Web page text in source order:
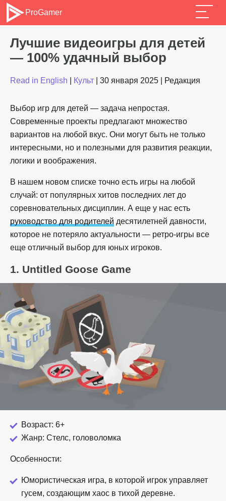
ProGamer
Лучшие видеоигры для детей
— 100% удачный выбор
Read in English Культ 30 января 2025 Редакция
Выбор игр для детей — задача непростая.
Современные проекты предлагают множество
вариантов на любой вкус. Они могут быть не только
интересными, но и полезными для развития реакции,
логики и воображения.
В нашем новом списке точно есть игры на любой
случай: от популярных хитов последних лет до
соревновательных дисциплин. А еще у нас есть
руководство для родителей десятилетней давности,
которое не потеряло актуальности — ретро-игры все
еще отличный выбор для юных игроков.
1. Untitled Goose Game
Возраст: 6+
Жанр: Стелс, головоломка
Особенности:
Юмористическая игра, в которой игрок управляет
гусем, создающим хаос в тихой деревне.